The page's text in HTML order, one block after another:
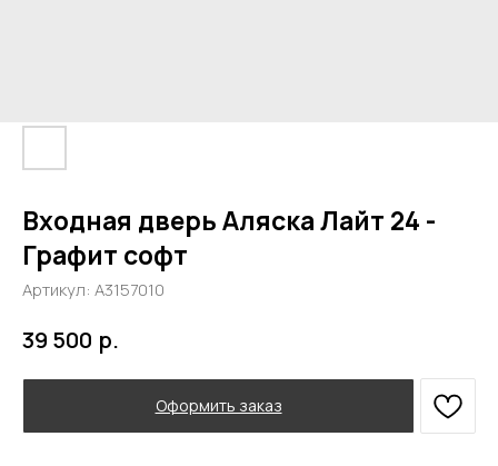
Входная дверь Аляска Лайт 24 -
Графит софт
Артикул: А3157010
39 500 р.
Оформить заказ